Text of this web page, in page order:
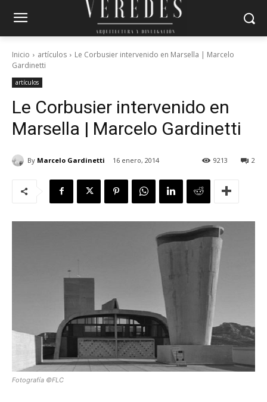
Inicio artículos
Le Corbusier intervenido en Marsella | Marcelo
Gardinetti
artículos
Le Corbusier intervenido en
Marsella | Marcelo Gardinetti
By Marcelo Gardinetti 16 enero, 2014 2
9213
Fotografía ©FLC